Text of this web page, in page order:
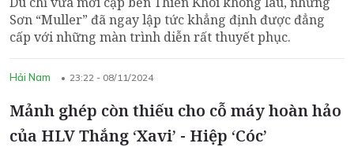
Sơn “Muller” đã ngay lập tức khẳng định được đẳng
cấp với những màn trình diễn rất thuyết phục.
Hải Nam 23:22 - 08/11/2024
Mảnh ghép còn thiếu cho cỗ máy hoàn hảo
của HLV Thắng ‘Xavi’ - Hiệp ‘Cóc’